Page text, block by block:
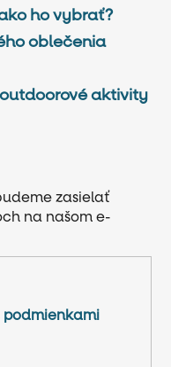
ho vybrať?
oblečenia
aktivity
zasielať
na našom e-
podmienkami